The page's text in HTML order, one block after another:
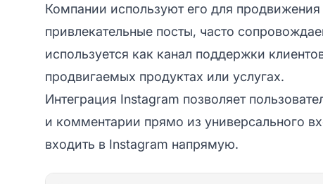
Компании используют его для продвижения
привлекательные посты, часто
используется как канал поддержки
продвигаемых продуктах или услугах.
Интеграция Instagram позволяет
и комментарии прямо из универсального
входить в Instagram напрямую.